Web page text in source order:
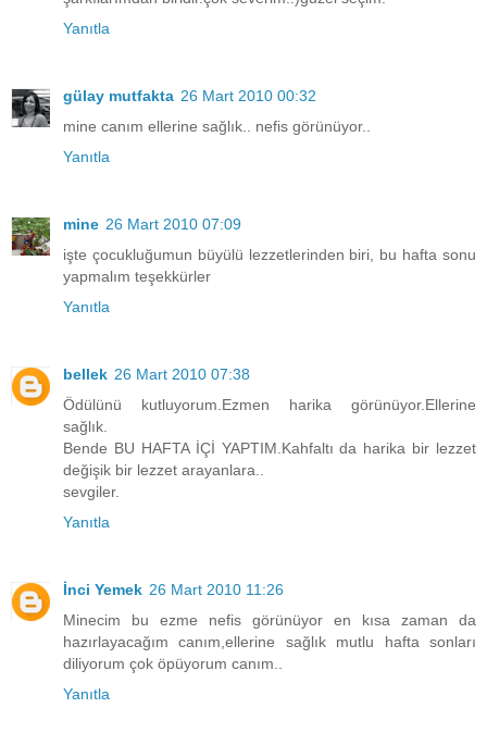
Yanıtla
gülay mutfakta 26 Mart 2010 00:32
mine canım ellerine sağlık.. nefis görünüyor..
Yanıtla
mine 26 Mart 2010 07:09
işte çocukluğumun büyülü lezzetlerinden biri, bu hafta sonu
yapmalım teşekkürler
Yanıtla
bellek 26 Mart 2010 07:38
Ödülünü kutluyorum.Ezmen harika görünüyor.Ellerine
sağlık.
Bende BU HAFTA İÇİ YAPTIM.Kahfaltı da harika bir lezzet
değişik bir lezzet arayanlara..
sevgiler.
Yanıtla
İnci Yemek 26 Mart 2010 11:26
Minecim bu ezme nefis görünüyor en kısa zaman da
hazırlayacağım canım,ellerine sağlık mutlu hafta sonları
diliyorum çok öpüyorum canım..
Yanıtla